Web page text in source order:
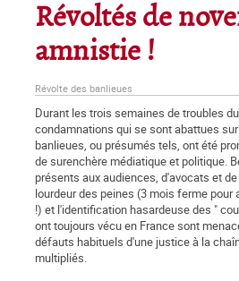
Révoltés de
amnistie !
Révolte des banlieues
Durant les trois semaines de troubles
condamnations qui se sont abattues
banlieues, ou présumés tels, ont été
de surenchère médiatique et politique.
présents aux audiences, d'avocats et
lourdeur des peines (3 mois ferme
!) et l'identification hasardeuse des "
ont toujours vécu en France sont
défauts habituels d'une justice à la
multipliés.